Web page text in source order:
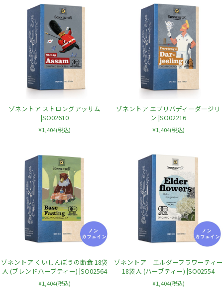
ゾネントア ストロングアッサム
|SO02610
¥1,404(税込)
ゾネントア エブリバディーダージリ
ン |SO02216
¥1,404(税込)
ゾネントア くいしんぼうの断食 18袋
入 (ブレンドハーブティー) |SO02564
¥1,404(税込)
ゾネントア エルダーフラワーティー
18袋入 (ハーブティー) |SO02554
¥1,404(税込)